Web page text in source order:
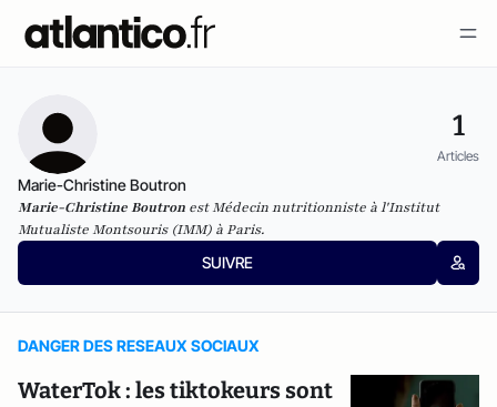
1
Articles
Marie-Christine Boutron
Marie-Christine Boutron estMédecin nutritionniste à l'Institut
Mutualiste Montsouris (IMM) à Paris.
SUIVRE
DANGER DES RESEAUX SOCIAUX
WaterTok : les tiktokeurs sont